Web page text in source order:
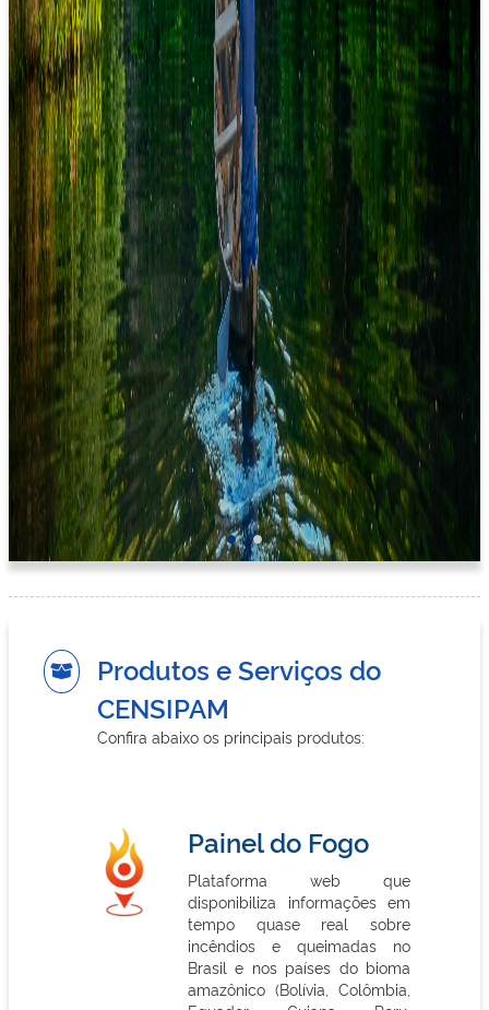
Produtos e Serviços do
CENSIPAM
Confira abaixo os principais produtos:
Painel do Fogo
Plataforma web que
disponibiliza informações em
tempo quase real sobre
incêndios e queimadas no
Brasil e nos países do bioma
amazônico (Bolívia, Colômbia,